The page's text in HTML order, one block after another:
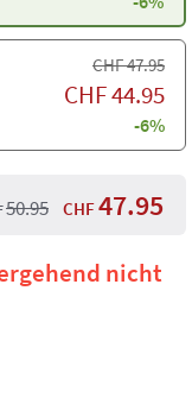
CHF47.95
CHF44.95
-6%
50.95 CHF47.95
nicht